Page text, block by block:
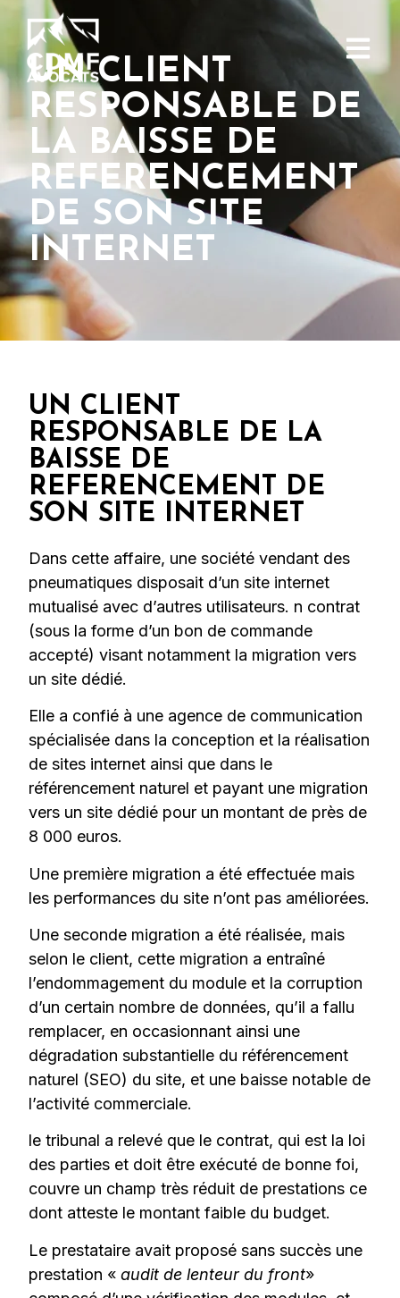
UN CLIENT
RESPONSABLE DE
LA BAISSE DE
REFERENCEMENT
DE SON SITE
INTERNET
UN CLIENT
RESPONSABLE DE LA
BAISSE DE
REFERENCEMENT DE
SON SITE INTERNET
Dans cette affaire, une société vendant des
pneumatiques disposait d’un site internet
mutualisé avec d’autres utilisateurs. n contrat
(sous la forme d’un bon de commande
accepté) visant notamment la migration vers
un site dédié.
Elle a confié à une agence de communication
spécialisée dans la conception et la réalisation
de sites internet ainsi que dans le
référencement naturel et payant une migration
vers un site dédié pour un montant de près de
8 000 euros.
Une première migration a été effectuée mais
les performances du site n’ont pas améliorées.
Une seconde migration a été réalisée, mais
selon le client, cette migration a entraîné
l’endommagement du module et la corruption
d’un certain nombre de données, qu’il a fallu
remplacer, en occasionnant ainsi une
dégradation substantielle du référencement
naturel (SEO) du site, et une baisse notable de
l’activité commerciale.
le tribunal a relevé que le contrat, qui est la loi
des parties et doit être exécuté de bonne foi,
couvre un champ très réduit de prestations ce
dont atteste le montant faible du budget.
Le prestataire avait proposé sans succès une
prestation «audit de lenteur du front»